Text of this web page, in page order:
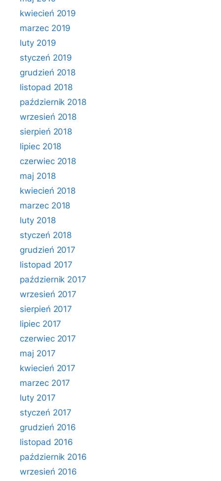
kwiecień 2019
marzec 2019
luty 2019
styczeń 2019
grudzień 2018
listopad 2018
październik 2018
wrzesień 2018
sierpień 2018
lipiec 2018
czerwiec 2018
maj 2018
kwiecień 2018
marzec 2018
luty 2018
styczeń 2018
grudzień 2017
listopad 2017
październik 2017
wrzesień 2017
sierpień 2017
lipiec 2017
czerwiec 2017
maj 2017
kwiecień 2017
marzec 2017
luty 2017
styczeń 2017
grudzień 2016
listopad 2016
październik 2016
wrzesień 2016